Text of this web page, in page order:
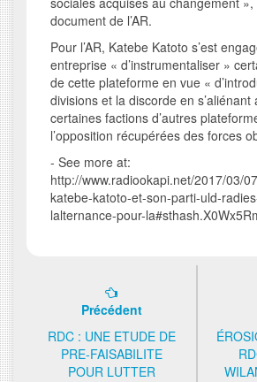
document de l’AR.
Pour l’AR, Katebe Katoto s’est
entreprise « d’instrumentaliser »
de cette plateforme en vue «
divisions et la discorde en s’aliénant
certaines factions d’autres
l’opposition récupérées des forces
- See more at:
http://www.radiookapi.net/2017/03/
katebe-katoto-et-son-parti-uld-
lalternance-pour-
Précédent
RDC : UNE ETUDE DE
PRE-FAISABILITE
POUR LUTTER